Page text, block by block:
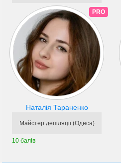
PRO
Наталія Тараненко
Майстер депіляції (Одеса)
10 балів